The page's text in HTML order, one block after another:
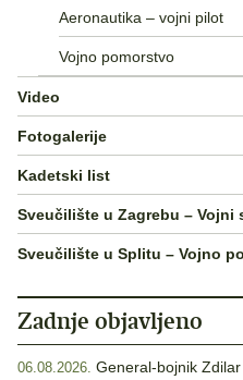
Aeronautika – vojni pilot
Vojno pomorstvo
Video
Fotogalerije
Kadetski list
Sveučilište u Zagrebu – Vojni
Sveučilište u Splitu – Vojno
Zadnje objavljeno
06.08.2026. General-bojnik